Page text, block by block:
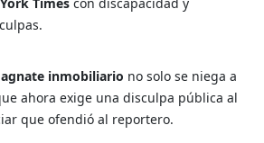
inmobiliario no solo se niega a
ahora exige una disculpa pública al
que ofendió al reportero.